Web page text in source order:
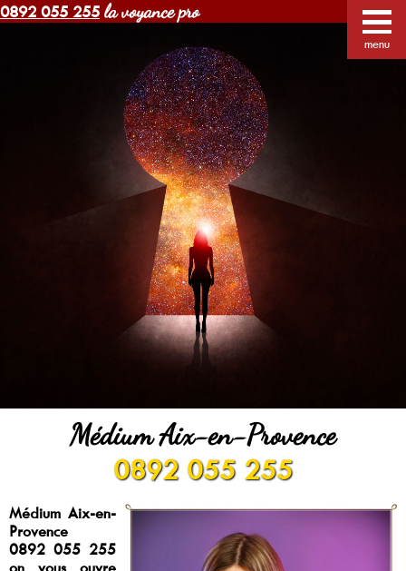
menu
0892 055 255 la voyance pro
Blog
Médium Aix-en-Provence
0892 055 255
Médium Aix-en-
Provence
0892 055 255
on vous ouvre